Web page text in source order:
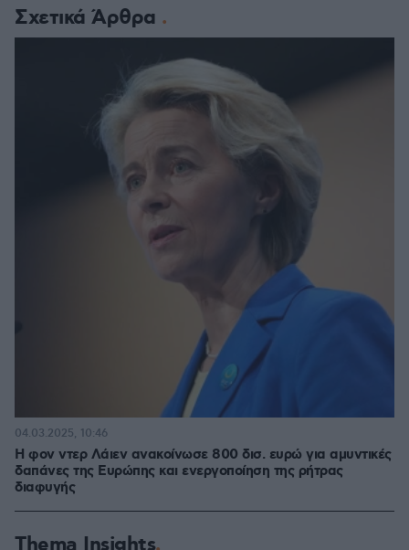
Σχετικά Άρθρα
Η φον ντερ Λάιεν ανακοίνωσε 800 δισ. ευρώ για αμυντικές
δαπάνες της Ευρώπης και ενεργοποίηση της ρήτρας
διαφυγής
04.03.2025, 10:46